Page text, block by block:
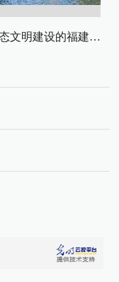
数字生态文明建设的福建路径与启示